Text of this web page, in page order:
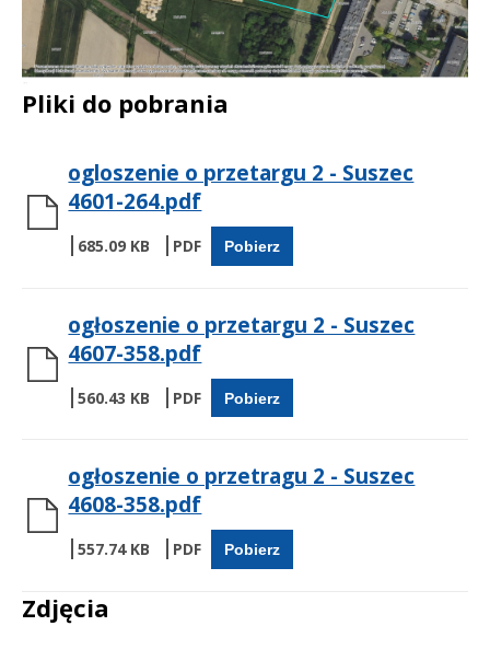
Treść
Pliki do pobrania
ogloszenie o przetargu 2 - Suszec
4601-264.pdf
685.09 KB Pobierz
ogłoszenie o przetargu 2 - Suszec
4607-358.pdf
560.43 KB Pobierz
ogłoszenie o przetragu 2 - Suszec
4608-358.pdf
557.74 KB Pobierz
Zdjęcia